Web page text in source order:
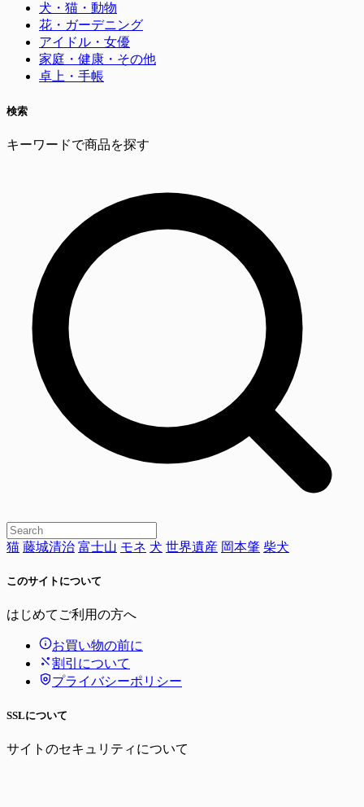
犬・猫・動物
花・ガーデニング
アイドル・女優
家庭・健康・その他
卓上・手帳
検索
キーワードで商品を探す
猫 藤城清治 富士山 モネ 犬 世界遺産 岡本肇 柴犬
このサイトについて
はじめてご利用の方へ
お買い物の前に
割引について
プライバシーポリシー
SSLについて
サイトのセキュリティについて